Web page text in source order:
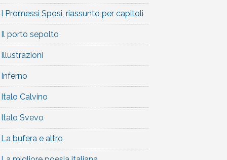
I Promessi Sposi, riassunto per capitoli
Il porto sepolto
Illustrazioni
Inferno
Italo Calvino
Italo Svevo
La bufera e altro